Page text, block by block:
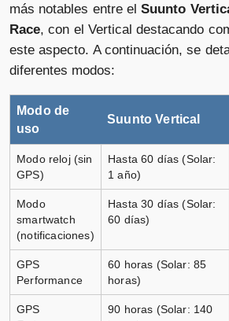
Suunto Vertical
Titanio Solar Black
Vendido por
Suunto Vertical
Titanio Solar Black
Vendido por
📦 3-5 días · 🚚 Gratis >75€ ·
más notables entre elSuunto
Race, con el Vertical destacando
este aspecto. A continuación, se
diferentes modos:
Modo de
uso
Suunto Vertical
Modo reloj (sin
GPS)
Hasta 60 días (Solar:
1 año)
Modo
smartwatch
(notificaciones)
Hasta 30 días (Solar:
60 días)
GPS
Performance
60 horas (Solar: 85
horas)
GPS
90 horas (Solar: 140